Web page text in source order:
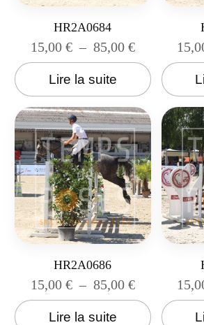
HR2A0684
15,00 € – 85,00 €
Lire la suite
HR2A0686
15,00 € – 85,00 €
Lire la suite